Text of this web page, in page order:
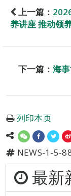
上一篇：
养讲座 推动领
下一篇： 海
列印本页
NEWS-1-5-
最新